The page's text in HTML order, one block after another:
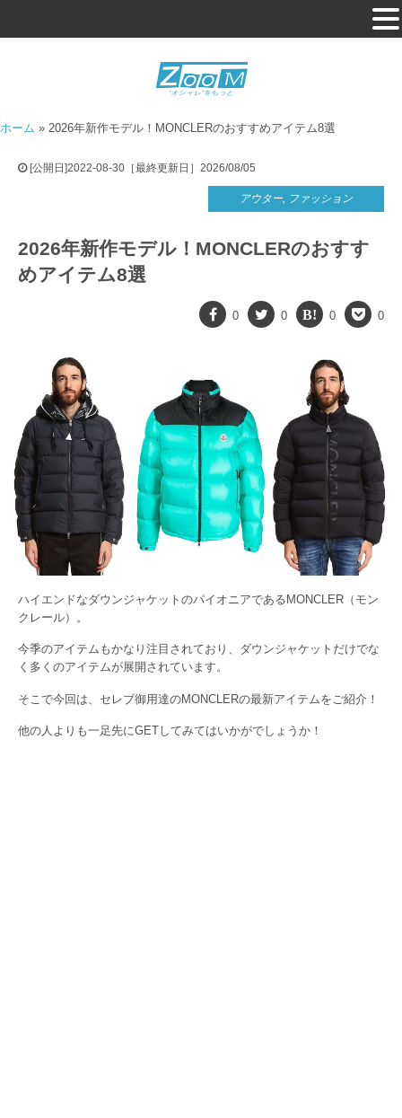
ホーム » 2026年新作モデル！MONCLERのおすすめアイテム8選
[公開日]2022-08-30［最終更新日］2026/08/05
アウター, ファッション
2026年新作モデル！MONCLERのおすす
めアイテム8選
0 0 0 0
ハイエンドなダウンジャケットのパイオニアであるMONCLER（モン
クレール）。
今季のアイテムもかなり注目されており、ダウンジャケットだけでな
く多くのアイテムが展開されています。
そこで今回は、セレブ御用達のMONCLERの最新アイテムをご紹介！
他の人よりも一足先にGETしてみてはいかがでしょうか！